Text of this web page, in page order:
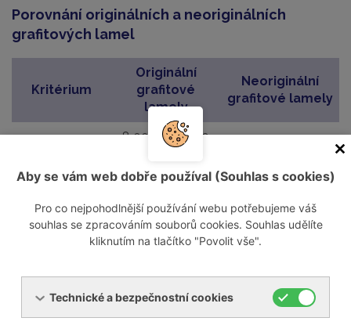
Porovnání originálních a neoriginálních
grafitových lamel
Kritérium
Originální
grafitové
lamely
Neoriginální
grafitové lamely
8 000 – 12 000
hodin
Materiál a
složení
Optimalizované
výrobcem
Becker
Neznámé složení,
často horší kvalita
Kompatibilita
správného
rozměru a
materiálu
Může se lišit, riziko
špatného
dosednutí
Aby se vám web dobře používal (Souhlas s cookies)
Pro co nejpohodlnější používání webu potřebujeme váš
souhlas se zpracováním souborů cookies. Souhlas udělíte
kliknutím na tlačítko "Povolit vše".
Technické a bezpečnostní cookies